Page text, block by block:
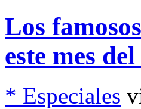
Los
este mes
* Especiales